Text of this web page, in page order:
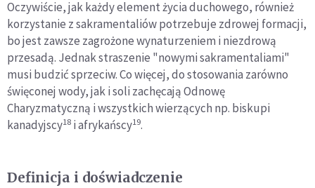
Oczywiście, jak każdy element życia duchowego, również
korzystanie z sakramentaliów potrzebuje zdrowej formacji,
bo jest zawsze zagrożone wynaturzeniem i niezdrową
przesadą. Jednak straszenie "nowymi sakramentaliami"
musi budzić sprzeciw. Co więcej, do stosowania zarówno
święconej wody, jak i soli zachęcają Odnowę
Charyzmatyczną i wszystkich wierzących np. biskupi
kanadyjscy18 i afrykańscy19.
Definicja i doświadczenie